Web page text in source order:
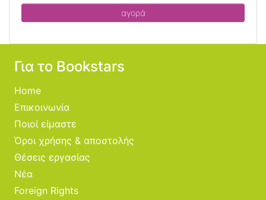
αγορά
Για το Bookstars
Home
Επικοινωνία
Ποιοί είμαστε
Όροι χρήσης & αποστολής
Θέσεις εργασίας
Νέα
Foreign Rights